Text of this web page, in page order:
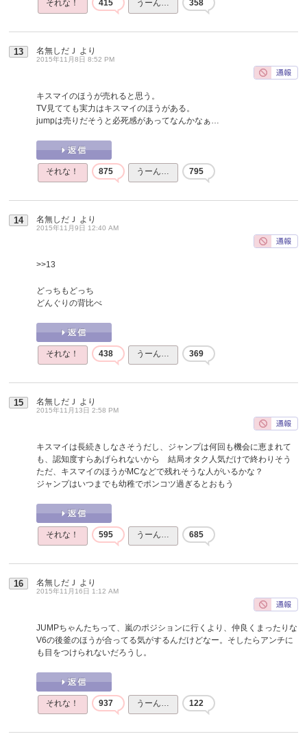
それな！ 415 うーん… 358
13 名無しだＪ より
2015年11月8日 8:52 PM
キスマイのほうが売れると思う。
TV見てても実力はキスマイのほうがある。
jumpは売りだそうと必死感があってなんかなぁ…
それな！ 875 うーん… 795
14 名無しだＪ より
2015年11月9日 12:40 AM
>>13
どっちもどっち
どんぐりの背比べ
それな！ 438 うーん… 369
15 名無しだＪ より
2015年11月13日 2:58 PM
キスマイは長続きしなさそうだし、ジャンプは何回も機会に恵まれて
も、認知度すらあげられないから 結局オタク人気だけで終わりそう
ただ、キスマイのほうがMCなどで残れそうな人がいるかな？
ジャンプはいつまでも幼稚でポンコツ過ぎるとおもう
それな！ 595 うーん… 685
16 名無しだＪ より
2015年11月16日 1:12 AM
JUMPちゃんたちって、嵐のポジションに行くより、仲良くまったりな
V6の後釜のほうが合ってる気がするんだけどなー。そしたらアンチに
も目をつけられないだろうし。
それな！ 937 うーん… 122